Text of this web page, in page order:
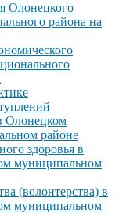
Олонецкого
района на
Олонецком
районе
здоровья в
муниципальном
(волонтерства) в
муниципальном